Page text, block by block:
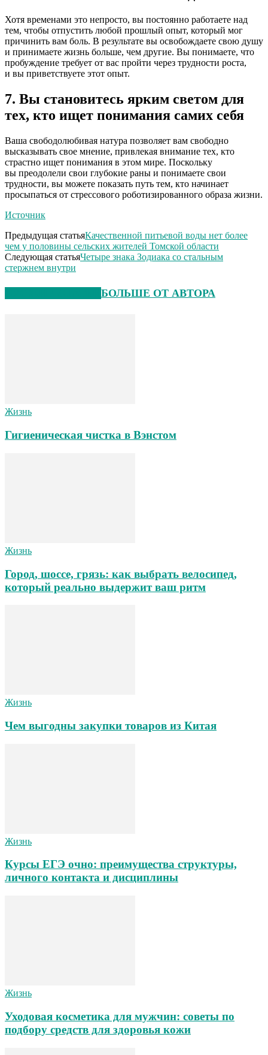
Хотя временами это непросто, вы постоянно работаете над
тем, чтобы отпустить любой прошлый опыт, который мог
причинить вам боль. В результате вы освобождаете свою душу
и принимаете жизнь больше, чем другие. Вы понимаете, что
пробуждение требует от вас пройти через трудности роста,
и вы приветствуете этот опыт.
7. Вы становитесь ярким светом для
тех, кто ищет понимания самих себя
Ваша свободолюбивая натура позволяет вам свободно
высказывать свое мнение, привлекая внимание тех, кто
страстно ищет понимания в этом мире. Поскольку
вы преодолели свои глубокие раны и понимаете свои
трудности, вы можете показать путь тем, кто начинает
просыпаться от стрессового роботизированного образа жизни.
Источник
Предыдущая статьяКачественной питьевой воды нет более
чем у половины сельских жителей Томской области
Следующая статьяЧетыре знака Зодиака со стальным
стержнем внутри
БОЛЬШЕ ОТ АВТОРА
Жизнь
Гигиеническая чистка в Вэнстом
Жизнь
Город, шоссе, грязь: как выбрать велосипед,
который реально выдержит ваш ритм
Жизнь
Чем выгодны закупки товаров из Китая
Жизнь
Курсы ЕГЭ очно: преимущества структуры,
личного контакта и дисциплины
Жизнь
Уходовая косметика для мужчин: советы по
подбору средств для здоровья кожи